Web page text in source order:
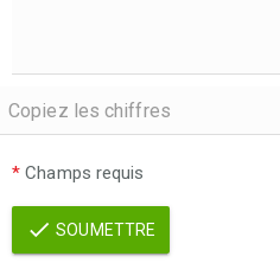
* Champs requis
SOUMETTRE